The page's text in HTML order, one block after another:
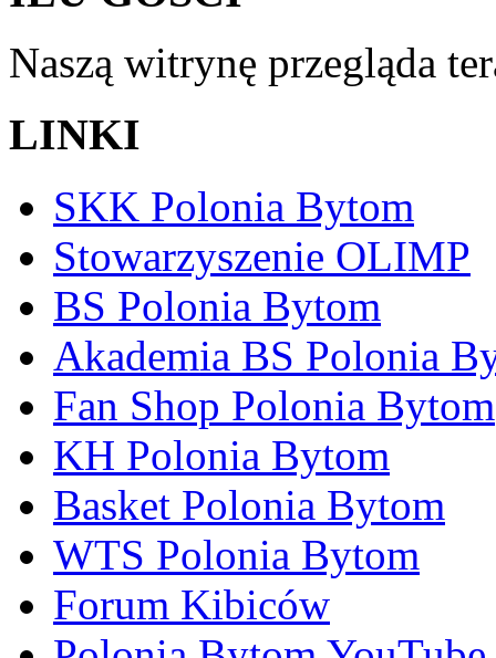
Naszą witrynę przegląda
LINKI
SKK Polonia Bytom
Stowarzyszenie OLIMP
BS Polonia Bytom
Akademia BS Polonia
Fan Shop Polonia Bytom
KH Polonia Bytom
Basket Polonia Bytom
WTS Polonia Bytom
Forum Kibiców